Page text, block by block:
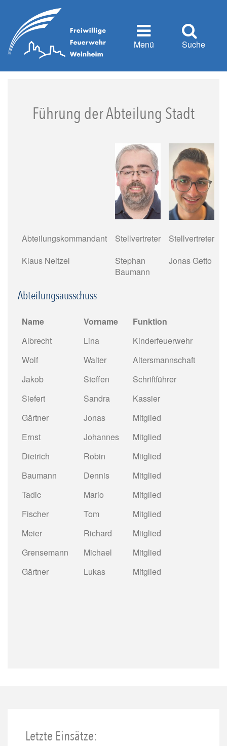
Menü Suche
Führung der Abteilung Stadt
Abteilungskommandant
Klaus Neitzel
Stellvertreter
Stephan
Baumann
Stellvertreter
Jonas Getto
Abteilungsausschuss
Name Vorname
Funktion
Albrecht
Lina
Kinderfeuerwehr
Wolf
Walter
Altersmannschaft
Jakob
Steffen
Schriftführer
Siefert
Sandra
Kassier
Gärtner
Jonas
Mitglied
Ernst
Johannes
Mitglied
Dietrich
Robin
Mitglied
Baumann
Dennis
Mitglied
Tadic
Mario
Mitglied
Fischer
Tom
Mitglied
Meier
Richard
Mitglied
Grensemann
Michael
Mitglied
Gärtner
Lukas Mitglied
Letzte Einsätze: